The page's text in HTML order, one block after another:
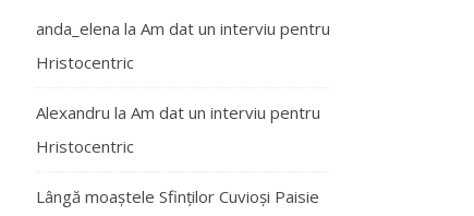
anda_elena la Am dat un interviu pentru
Hristocentric
Alexandru la Am dat un interviu pentru
Hristocentric
Lângă moaștele Sfinților Cuvioși Paisie